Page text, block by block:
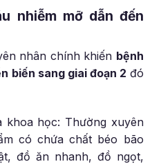
nhiễm mỡ dẫn đến
nhân chính khiến bệnh
biến sang giai đoạn 2 đó
khoa học: Thường xuyên
có chứa chất béo bão
đồ ăn nhanh, đồ ngọt,